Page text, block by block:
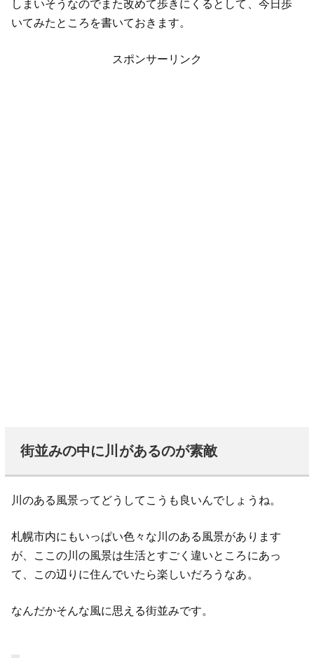
しまいそうなのでまた改めて歩きにくるとして、今日歩
いてみたところを書いておきます。
スポンサーリンク
街並みの中に川があるのが素敵
川のある風景ってどうしてこうも良いんでしょうね。
札幌市内にもいっぱい色々な川のある風景があります
が、ここの川の風景は生活とすごく違いところにあっ
て、この辺りに住んでいたら楽しいだろうなあ。
なんだかそんな風に思える街並みです。